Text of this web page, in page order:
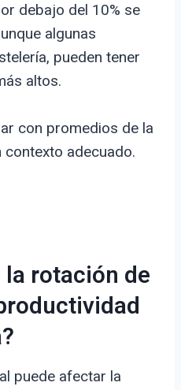
debajo del 10% se
algunas
pueden tener
altos.
con promedios de la
adecuado.
rotación de
puede afectar la